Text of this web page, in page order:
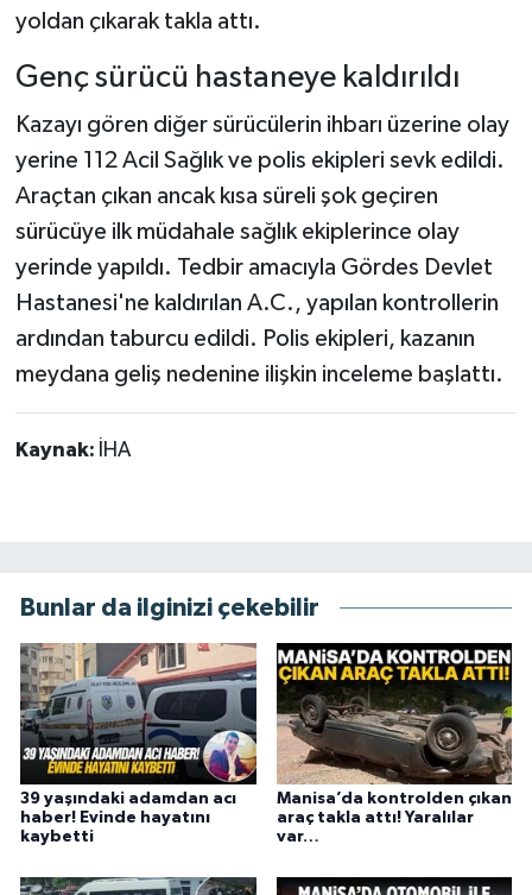
yoldan çıkarak takla attı.
Genç sürücü hastaneye kaldırıldı
Kazayı gören diğer sürücülerin ihbarı üzerine olay
yerine 112 Acil Sağlık ve polis ekipleri sevk edildi.
Araçtan çıkan ancak kısa süreli şok geçiren
sürücüye ilk müdahale sağlık ekiplerince olay
yerinde yapıldı. Tedbir amacıyla Gördes Devlet
Hastanesi'ne kaldırılan A.C., yapılan kontrollerin
ardından taburcu edildi. Polis ekipleri, kazanın
meydana geliş nedenine ilişkin inceleme başlattı.
Kaynak: İHA
Bunlar da ilginizi çekebilir
39 yaşındaki adamdan acı
haber! Evinde hayatını
kaybetti
Manisa’da kontrolden çıkan
araç takla attı! Yaralılar
var…